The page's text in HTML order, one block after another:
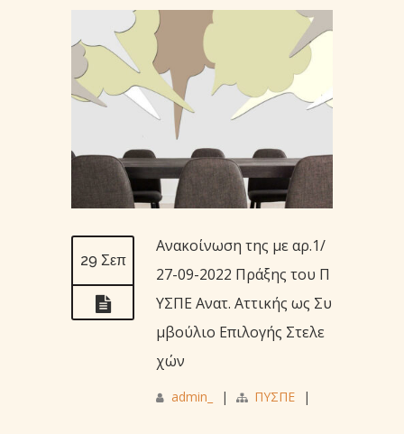
29 Σεπ
Ανακοίνωση της με αρ.1/
27-09-2022 Πράξης του Π
ΥΣΠΕ Ανατ. Αττικής ως Συ
μβούλιο Επιλογής Στελε
χών
admin_ | ΠΥΣΠΕ |